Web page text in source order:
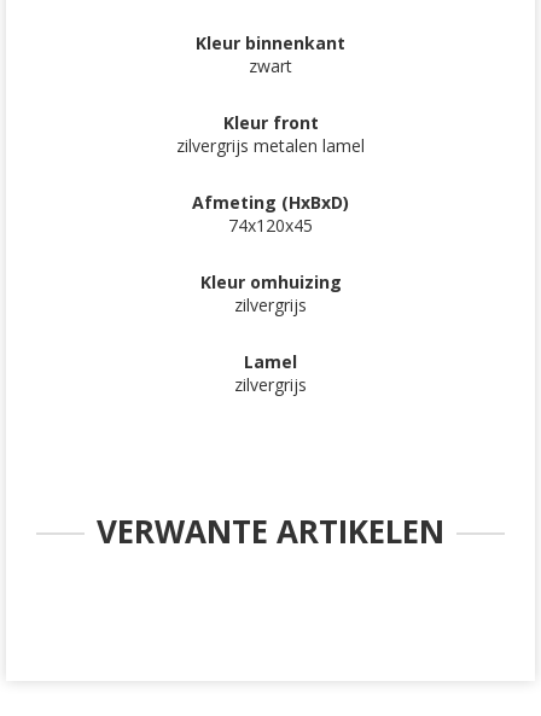
Kleur binnenkant
zwart
Kleur front
zilvergrijs metalen lamel
Afmeting (HxBxD)
74x120x45
Kleur omhuizing
zilvergrijs
Lamel
zilvergrijs
VERWANTE ARTIKELEN